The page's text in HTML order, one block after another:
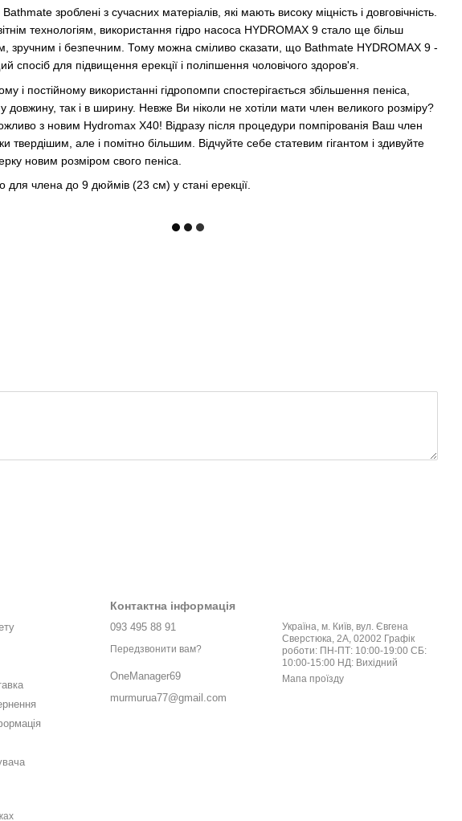
зроблені з сучасних матеріалів, які мають високу міцність і довговічність.
технологіям, використання гідро насоса HYDROMAX 9 стало ще більш
зручним і безпечним. Тому можна сміливо сказати, що Bathmate HYDROMAX 9 -
спосіб для підвищення ерекції і поліпшення чоловічого здоров'я.
і постійному використанні гідропомпи спостерігається збільшення пеніса,
довжину, так і в ширину. Невже Ви ніколи не хотіли мати член великого розміру?
з новим Hydromax X40! Відразу після процедури помпірованія Ваш член
твердішим, але і помітно більшим. Відчуйте себе статевим гігантом і здивуйте
новим розміром свого пеніса.
для члена до 9 дюймів (23 см) у стані ерекції.
Контактна інформація
093 495 88 91
Передзвонити вам?
OneManager69
murmurua77@gmail.com
Україна, м. Київ, вул. Євгена
Сверстюка, 2А, 02002 Графік
роботи: ПН-ПТ: 10:00-19:00 СБ:
10:00-15:00 НД: Вихідний
Мапа проїзду